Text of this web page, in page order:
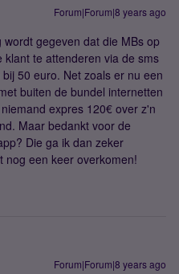
Forum|Forum|8 years ago
gegeven dat die MBs op
te attenderen via de sms
50 euro. Net zoals er nu een
buiten de bundel internetten
expres 120€ over z'n
Maar bedankt voor de
Die ga ik dan zeker
nog een keer overkomen!
Forum|Forum|8 years ago